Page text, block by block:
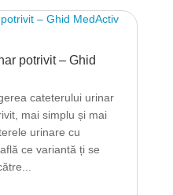
potrivit – Ghid
cateterului urinar
mai simplu și mai
urinare cu
ce variantă ți se